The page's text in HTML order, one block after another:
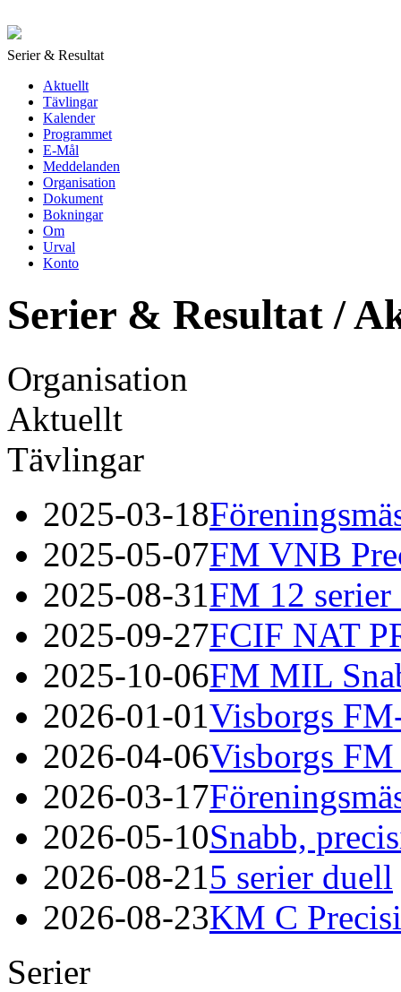
Serier & Resultat
Aktuellt
Tävlingar
Kalender
Programmet
E-Mål
Meddelanden
Organisation
Dokument
Bokningar
Om
Urval
Konto
Serier & Resultat /
Organisation
Aktuellt
Tävlingar
2025-03-18
2025-05-07FM VNB
2025-08-31FM 12
2025-09-27FCIF NAT
2025-10-06FM MIL
2026-01-01Visborgs
2026-04-06Visborgs
2026-03-17
2026-05-10Snabb,
2026-08-215 serier duell
2026-08-23KM C
Serier